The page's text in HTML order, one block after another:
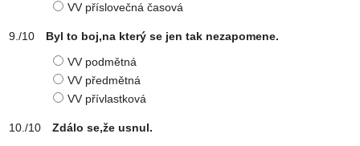
VV příslovečná časová
Byl to boj,na který se jen tak nezapomene.
VV podmětná
VV předmětná
VV přívlastková
Zdálo se,že usnul.